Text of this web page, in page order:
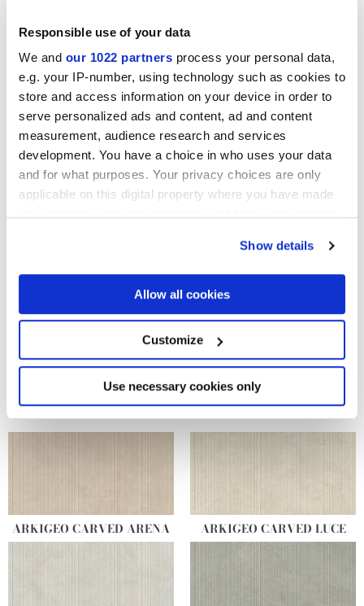
Responsible use of your data
We and our 1022 partners process your personal data,
e.g. your IP-number, using technology such as cookies to
store and access information on your device in order to
serve personalized ads and content, ad and content
measurement, audience research and services
development. You have a choice in who uses your data
and for what purposes. Your privacy choices are only
applicable on this digital property where you have made
If you allow, we would also like to:
Collect information about your geographical
location which can be accurate to within several
Identify your device by actively scanning it for
specific characteristics (fingerprinting)
Find out more about how your personal data is processed
and set your preferences in thedetails section.
may combine it with other information that you’ve
provided to them or that they’ve collected from your use
Show details
Allow all cookies
Customize
Use necessary cookies only
ДЕКОРЫ И МОЗАИКИ
Другие декоры
ARKIGEO CARVED ARENA ARKIGEO CARVED LUCE